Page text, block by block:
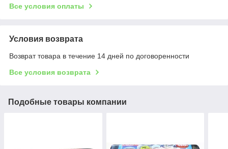
Все условия оплаты
Условия возврата
Возврат товара в течение 14 дней по договоренности
Все условия возврата
Подобные товары компании